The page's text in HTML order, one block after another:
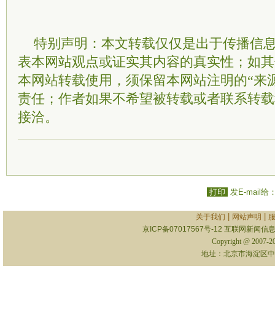
特别声明：本文转载仅仅是出于传播信
表本网站观点或证实其内容的真实性；如
本网站转载使用，须保留本网站注明的“来
责任；作者如果不希望被转载或者联系转
接洽。
打印 发E-mail给
关于我们 网站声明
京ICP备07017567号-12 互联网新闻信
Copyright @ 2007-
地址：北京市海淀区